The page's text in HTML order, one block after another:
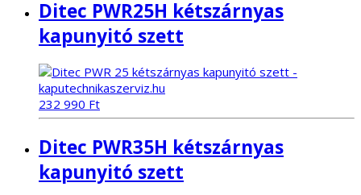
Ditec PWR25H kétszárnyas
kapunyitó szett
232 990 Ft
Ditec PWR35H kétszárnyas
kapunyitó szett